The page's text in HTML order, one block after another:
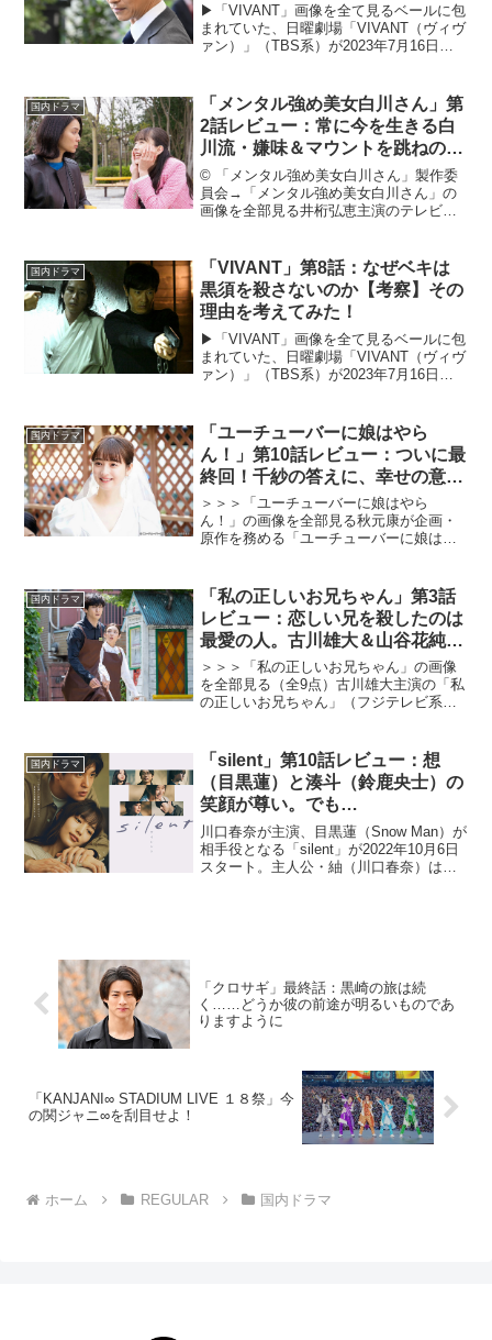
たな」の「また」とは？
▶︎「VIVANT」画像を全て見るベールに包
まれていた、日曜劇場「VIVANT（ヴィヴ
ァン）」（TBS系）が2023年7月16日
以来、3年ぶりの日曜劇場主演となる堺雅
人...
国内ドラマ
「メンタル強め美女白川さん」第
2話レビュー：常に今を生きる白
川流・嫌味＆マウントを跳ねのけ
る方法（※ストーリーネタバレあ
り）
© 「メンタル強め美女白川さん」製作委
員会→「メンタル強め美女白川さん」の
画像を全部見る井桁弘恵主演のテレビ東
Paraviでは先行配信中。Twitterで公開さ
れるや...
国内ドラマ
「VIVANT」第8話：なぜベキは
黒須を殺さないのか【考察】その
理由を考えてみた！
▶︎「VIVANT」画像を全て見るベールに包
まれていた、日曜劇場「VIVANT（ヴィヴ
ァン）」（TBS系）が2023年7月16日
以来、3年ぶりの日曜劇場主演となる堺雅
人...
国内ドラマ
「ユーチューバーに娘はやら
ん！」第10話レビュー：ついに最
終回！千紗の答えに、幸せの意味
を考える（※ストーリーネタバレ
あり）
＞＞＞「ユーチューバーに娘はやら
ん！」の画像を全部見る秋元康が企画・
原作を務める「ユーチューバーに娘はや
ロインはテレビ局員とユーチューバー、
どちらを選ぶのか！？ 金子ノ...
国内ドラマ
「私の正しいお兄ちゃん」第3話
レビュー：恋しい兄を殺したのは
最愛の人。古川雄大＆山谷花純が
全身全霊で生み出す“最悪”の状況
（※ストーリーネタバレあり）
＞＞＞「私の正しいお兄ちゃん」の画像
を全部見る（全9点）古川雄大主演の「私
の正しいお兄ちゃん」（フジテレビ系）
とした、ジェットコースター・クライム
サスペンス＆ラブ...
国内ドラマ
「silent」第10話レビュー：想
（目黒蓮）と湊斗（鈴鹿央士）の
笑顔が尊い。でも…
川口春奈が主演、目黒蓮（Snow Man）が
相手役となる「silent」が2022年10月6日
スタート。主人公・紬（川口春奈）は突
「クロサギ」最終話：黒崎の旅は続
く……どうか彼の前途が明るいものであ
りますように
「KANJANI∞ STADIUM LIVE １８祭」今
の関ジャニ∞を刮目せよ！
ホーム REGULAR 国内ドラマ